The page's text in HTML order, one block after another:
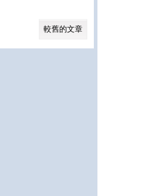
較舊的文章